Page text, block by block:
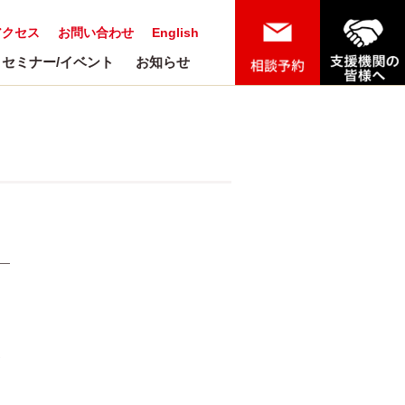
English
お問い合わせ
セス
セミナー/イベント お知らせ